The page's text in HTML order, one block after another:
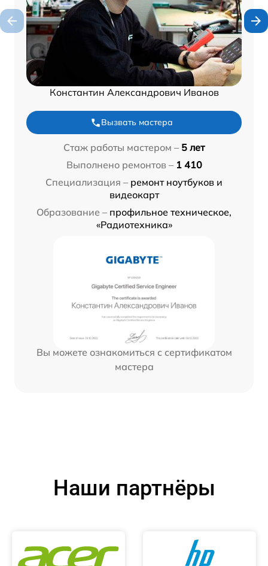
Константин Александрович Иванов
Вызвать мастера
Стаж работы мастером – 5 лет
Выполнено ремонтов – 1 410
Специализация – ремонт ноутбуков и
видеокарт
Образование – профильное техническое,
«Радиотехника»
Вы можете ознакомиться с сертификатом
мастера
Наши партнёры